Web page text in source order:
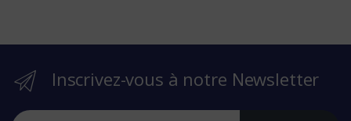
r
Inscrivez-vous à notre Newsletter